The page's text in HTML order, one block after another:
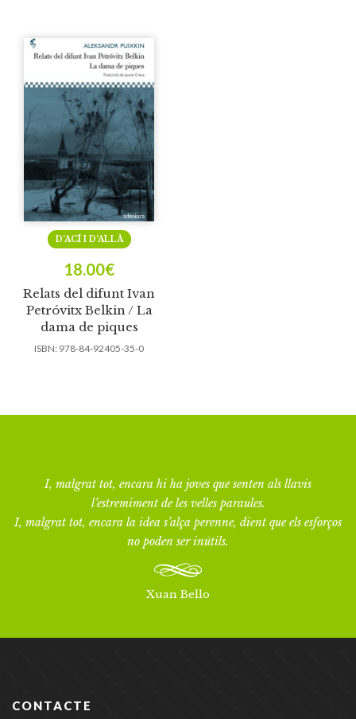
Relats del difunt Ivan
Petróvitx Belkin / La
dama de piques
D’ACÍ I D’ALLÀ
18.00€
ISBN: 978-84-92405-35-0
I, malgrat tot, encara hi ha joves que senten als llavis
l’estremiment de les velles paraules.
I, malgrat tot, encara la idea s’alça perenne, dient que els esforços
no poden ser inútils.
Xuan Bello
CONTACTE